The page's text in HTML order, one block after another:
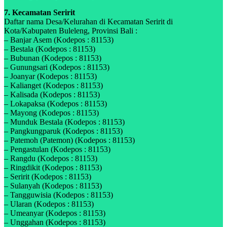
7. Kecamatan Seririt
Daftar nama Desa/Kelurahan di Kecamatan Seririt di
Kota/Kabupaten Buleleng, Provinsi Bali :
– Banjar Asem (Kodepos : 81153)
– Bestala (Kodepos : 81153)
– Bubunan (Kodepos : 81153)
– Gunungsari (Kodepos : 81153)
– Joanyar (Kodepos : 81153)
– Kalianget (Kodepos : 81153)
– Kalisada (Kodepos : 81153)
– Lokapaksa (Kodepos : 81153)
– Mayong (Kodepos : 81153)
– Munduk Bestala (Kodepos : 81153)
– Pangkungparuk (Kodepos : 81153)
– Patemoh (Patemon) (Kodepos : 81153)
– Pengastulan (Kodepos : 81153)
– Rangdu (Kodepos : 81153)
– Ringdikit (Kodepos : 81153)
– Seririt (Kodepos : 81153)
– Sulanyah (Kodepos : 81153)
– Tangguwisia (Kodepos : 81153)
– Ularan (Kodepos : 81153)
– Umeanyar (Kodepos : 81153)
– Unggahan (Kodepos : 81153)